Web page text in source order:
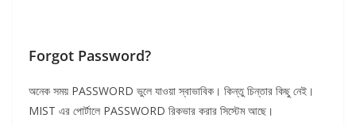
Forgot Password?
অনেক সময় PASSWORD ভুলে যাওয়া স্বাভাবিক। কিন্তু চিন্তার কিছু নেই।
MIST এর পোর্টালে PASSWORD রিকভার করার সিস্টেম আছে।